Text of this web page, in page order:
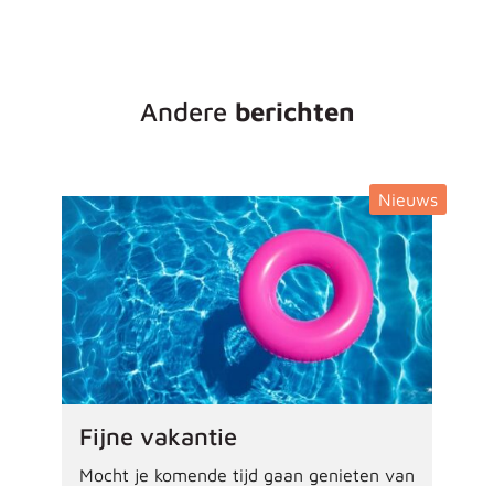
Andere berichten
Nieuws
Fijne vakantie
Mocht je komende tijd gaan genieten van